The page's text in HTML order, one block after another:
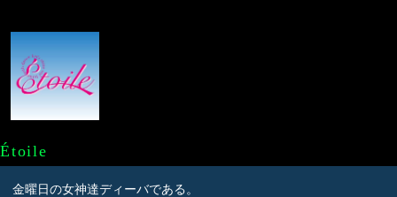
Étoile
金曜日の女神達ディーバである。